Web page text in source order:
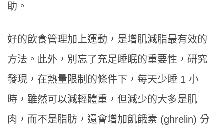
助。
好的飲食管理加上運動，是增肌減脂最有效的
方法。此外，別忘了充足睡眠的重要性，研究
發現，在熱量限制的條件下，每天少睡 1 小
時，雖然可以減輕體重，但減少的大多是肌
肉，而不是脂肪，還會增加飢餓素 (ghrelin) 分